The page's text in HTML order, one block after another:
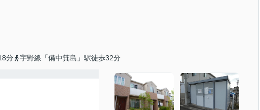
分 宇野線「備中箕島」駅徒歩32分